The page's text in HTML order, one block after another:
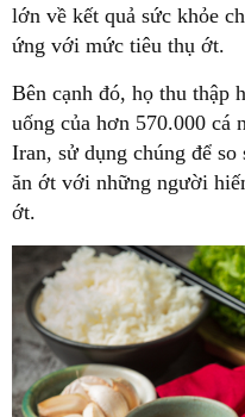
lớn về kết quả sức khỏe
ứng với mức tiêu thụ ớt.
Bên cạnh đó, họ thu thập
uống của hơn 570.000 cá
Iran, sử dụng chúng để
ăn ớt với những người
ớt.